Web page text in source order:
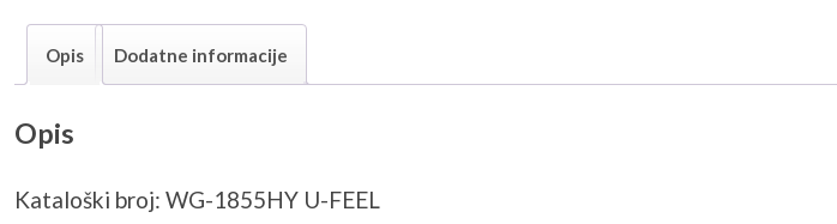
Opis Dodatne informacije
Opis
Kataloški broj: WG-1855HY U-FEEL